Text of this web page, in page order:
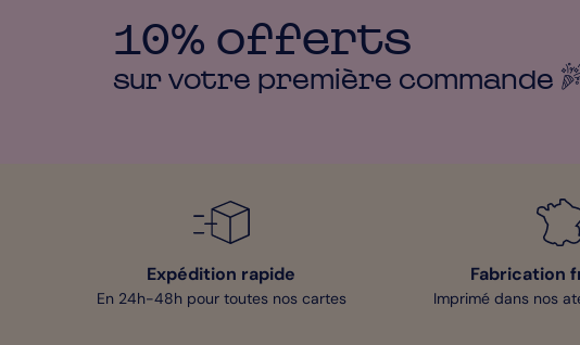
10% offerts
sur votre première commande
Expédition rapide
En 24h-48h pour toutes nos cartes
Fabrication
Imprimé dans nos